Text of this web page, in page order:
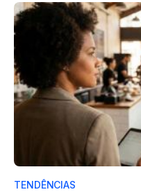
TENDÊNCIAS